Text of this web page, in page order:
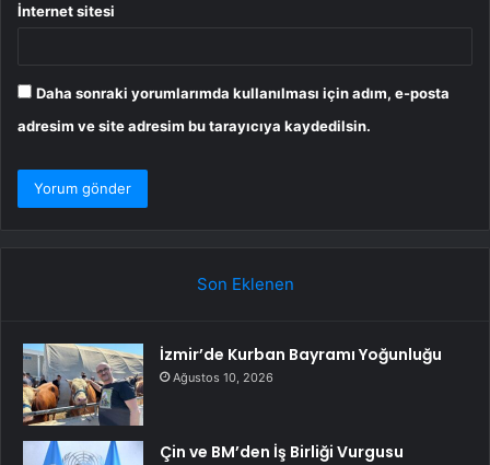
İnternet sitesi
Daha sonraki yorumlarımda kullanılması için adım, e-posta
adresim ve site adresim bu tarayıcıya kaydedilsin.
Son Eklenen
İzmir’de Kurban Bayramı Yoğunluğu
Ağustos 10, 2026
Çin ve BM’den İş Birliği Vurgusu